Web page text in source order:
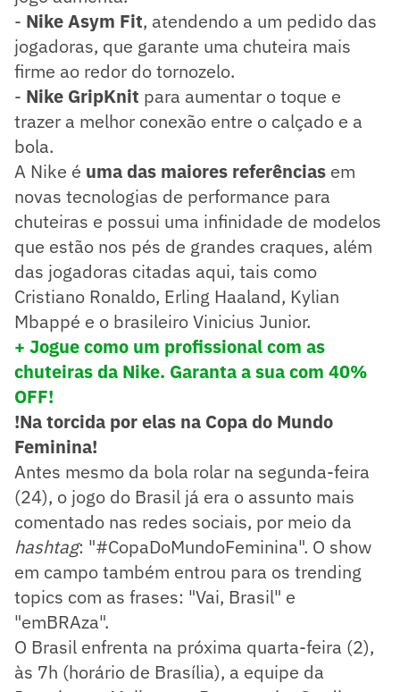
- Nike Asym Fit, atendendo a um pedido das
jogadoras, que garante uma chuteira mais
firme ao redor do tornozelo.
- Nike GripKnit para aumentar o toque e
trazer a melhor conexão entre o calçado e a
bola.
A Nike é uma das maiores referências em
novas tecnologias de performance para
chuteiras e possui uma infinidade de modelos
que estão nos pés de grandes craques, além
das jogadoras citadas aqui, tais como
Cristiano Ronaldo, Erling Haaland, Kylian
Mbappé e o brasileiro Vinicius Junior.
+ Jogue como um profissional com as
chuteiras da Nike. Garanta a sua com 40%
OFF!
!Na torcida por elas na Copa do Mundo
Feminina!
Antes mesmo da bola rolar na segunda-feira
(24), o jogo do Brasil já era o assunto mais
comentado nas redes sociais, por meio da
hashtag: "#CopaDoMundoFeminina". O show
em campo também entrou para os trending
topics com as frases: "Vai, Brasil" e
"emBRAza".
O Brasil enfrenta na próxima quarta-feira (2),
às 7h (horário de Brasília), a equipe da